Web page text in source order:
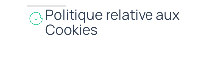
:
Politique relative aux
Cookies